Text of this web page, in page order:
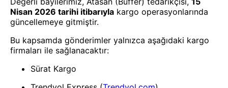
Oto Spoiler
Bagaj Kapağı Yayı Kancalı 16 cm
2&#39li